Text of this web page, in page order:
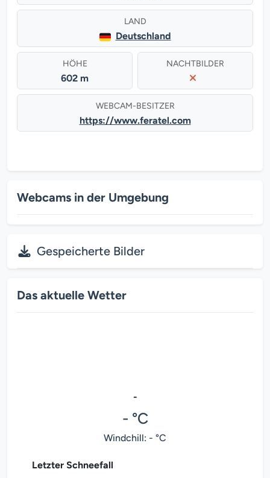
LAND
Deutschland
HÖHE
602 m
NACHTBILDER
WEBCAM-BESITZER
https://www.feratel.com
Webcams in der Umgebung
Gespeicherte Bilder
Das aktuelle Wetter
-
- °C
Windchill: - °C
Letzter Schneefall